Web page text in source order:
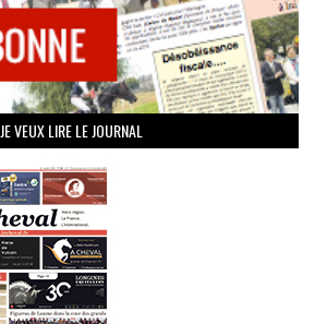
JE VEUX LIRE LE JOURNAL